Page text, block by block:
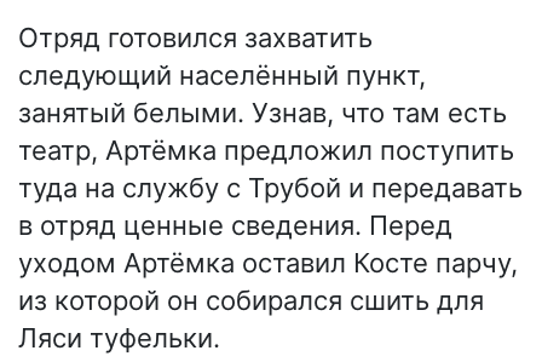
Отряд готовился захватить
следующий населённый пункт,
занятый белыми. Узнав, что там есть
театр, Артёмка предложил поступить
туда на службу с Трубой и передавать
в отряд ценные сведения. Перед
уходом Артёмка оставил Косте парчу,
из которой он собирался сшить для
Ляси туфельки.